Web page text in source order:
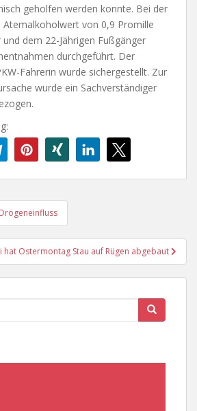
geholfen werden konnte. Bei der
Atemalkoholwert von 0,9 Promille
dem 22-Jährigen Fußgänger
durchgeführt. Der
Fahrerin wurde sichergestellt. Zur
wurde ein Sachverständiger
hat Ostermontag Stau auf Rügen abgebaut